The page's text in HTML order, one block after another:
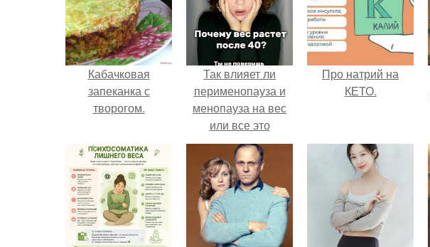
Кабачковая
запеканка с
творогом.
Так влияет ли
перименопауза и
менопауза на вес
или все это
ерунда?
Про натрий на
КЕТО.